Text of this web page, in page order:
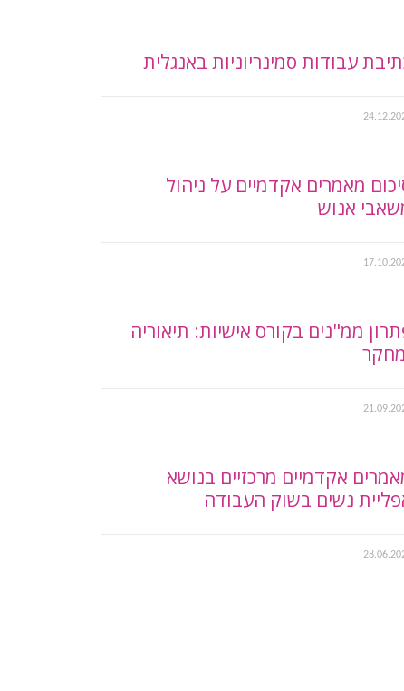
עבודות סמינריוניות באנגלית
מאמרים אקדמיים על ניהול
אנוש
ממ"נים בקורס אישיות: תיאוריה
אקדמיים מרכזיים בנושא
נשים בשוק העבודה